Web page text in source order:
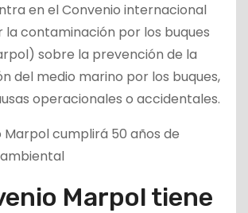
en el Convenio internacional
la contaminación por los buques
sobre la prevención de la
del medio marino por los buques,
operacionales o accidentales.
Marpol tiene